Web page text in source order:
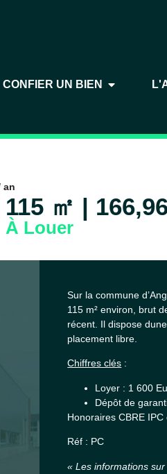
CONFIER UN BIEN
an
㎡ |
À Louer
Sur la commune
115 m² environ, brut
récent. Il dispose
placement libre.
Chiffres clés :
Loyer : 1 600
Dépôt de
Honoraires CBRE
Réf : PC
« Les informations